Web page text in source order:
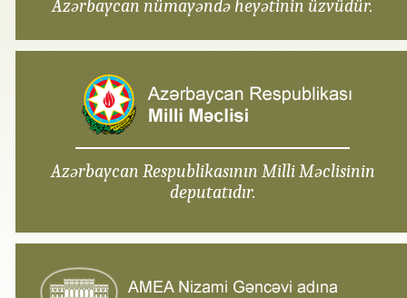
Azərbaycan nümayəndə heyətinin üzvüdür.
Azərbaycan Respublikasının Milli Məclisinin
deputatıdır.